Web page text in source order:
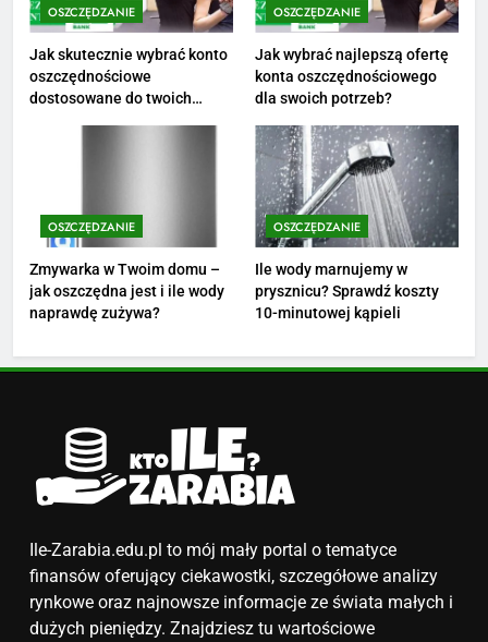
3
Ile zarabia florysta — średnie
zarobki, dodatki i sposoby na
podwyżkę
ZAROBKI
Ile zarabia nauczyciel
matematyki: średnie zarobki,
dodatki i perspektywy
ZAROBKI
5
średnie zarobki na tym
Akcje charytatywne w szkole:
pomysły i przykłady, które
ZAROBKI
7
Jak przygotować się finansowo
OSZCZĘDZANIE
Jak skutecznie wybrać konto
oszczędnościowe
dostosowane do twoich
OSZCZĘDZANIE
Jak wybrać najlepszą ofertę
konta oszczędnościowego
dla swoich potrzeb?
OSZCZĘDZANIE
Zmywarka w Twoim domu –
jak oszczędna jest i ile wody
naprawdę zużywa?
OSZCZĘDZANIE
Ile wody marnujemy w
prysznicu? Sprawdź koszty
10-minutowej kąpieli
Ile-Zarabia.edu.pl to mój mały portal o tematyce
finansów oferujący ciekawostki, szczegółowe analizy
rynkowe oraz najnowsze informacje ze świata małych i
dużych pieniędzy. Znajdziesz tu wartościowe